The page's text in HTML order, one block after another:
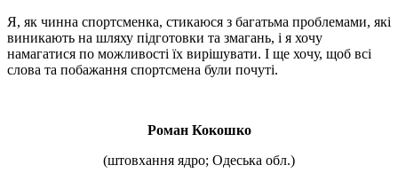
Я, як чинна спортсменка, стикаюся з багатьма проблемами, які
виникають на шляху підготовки та змагань, і я хочу
намагатися по можливості їх вирішувати. І ще хочу, щоб всі
слова та побажання спортсмена були почуті.
Роман Кокошко
(штовхання ядро; Одеська обл.)